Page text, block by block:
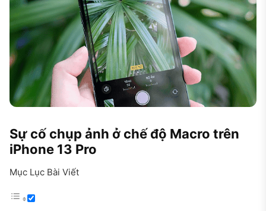
Sự cố chụp ảnh ở chế độ Macro trên
iPhone 13 Pro
Mục Lục Bài Viết